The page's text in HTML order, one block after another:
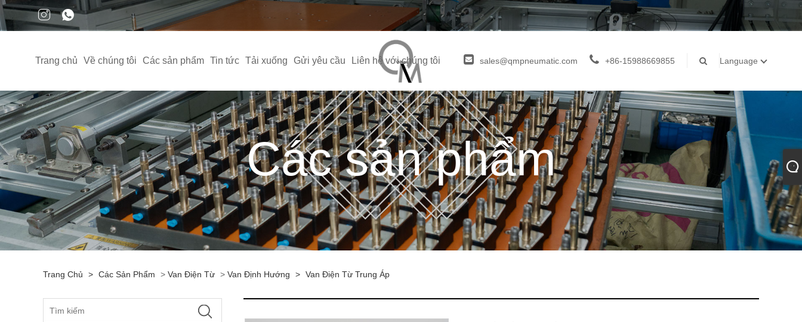
Trang chủ Về chúng tôi Các sản phẩm Tin tức Tải xuống Gửi yêu cầu Liên hệ với chúng tôi sales@qmpneumatic.com +86-15988669855 Language
Các sản phẩm
Trang Chủ > Các Sản Phẩm > Van Điện Từ > Van Định Hướng > Van Điện Từ Trung Áp